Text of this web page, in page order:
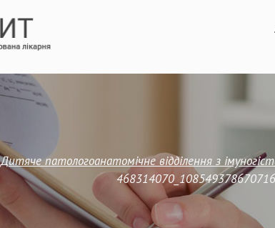
Дитяче патологоанатомічне відділення з